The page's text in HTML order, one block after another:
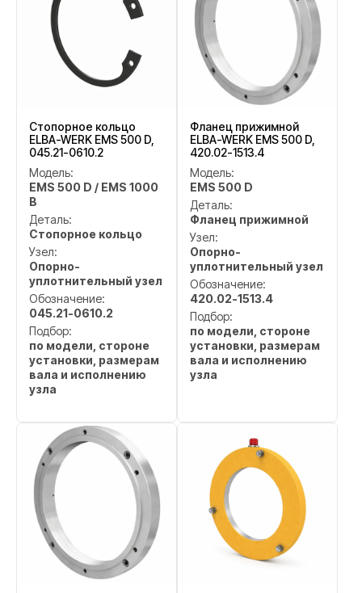
Стопорное кольцо
ELBA-WERK EMS 500 D,
045.21-0610.2
Модель:
EMS 500 D / EMS 1000
B
Деталь:
Стопорное кольцо
Узел:
Опорно-
уплотнительный узел
Обозначение:
045.21-0610.2
Подбор:
по модели, стороне
установки, размерам
вала и исполнению
узла
Фланец прижимной
ELBA-WERK EMS 500 D,
420.02-1513.4
Модель:
EMS 500 D
Деталь:
Фланец прижимной
Узел:
Опорно-
уплотнительный узел
Обозначение:
420.02-1513.4
Подбор:
по модели, стороне
установки, размерам
вала и исполнению
узла